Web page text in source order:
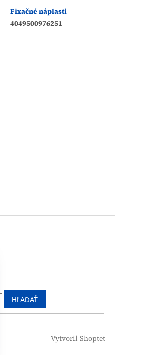
Fixačné náplasti
4049500976251
HĽADAŤ
Vytvoril Shoptet